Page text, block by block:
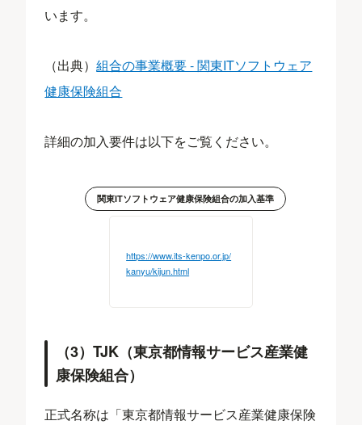
います。
（出典）組合の事業概要 - 関東ITソフトウェア
健康保険組合
詳細の加入要件は以下をご覧ください。
関東ITソフトウェア健康保険組合の加入基準
https://www.its-kenpo.or.jp/
kanyu/kijun.html
（3）TJK（東京都情報サービス産業健
康保険組合）
正式名称は「東京都情報サービス産業健康保険